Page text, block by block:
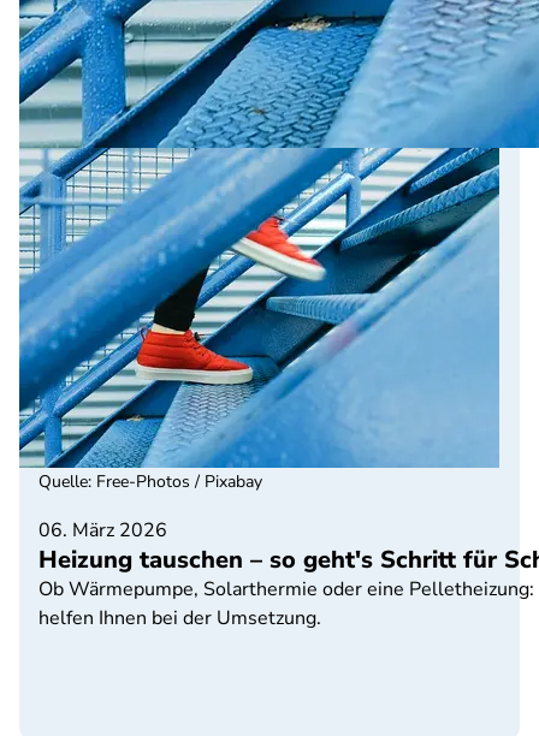
06. März 2026
Heizung tauschen – so geht's Schritt für
Ob Wärmepumpe, Solarthermie oder eine
helfen Ihnen bei der Umsetzung.
Quelle: Free-Photos / Pixabay